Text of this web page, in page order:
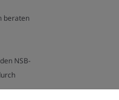
beraten
NSB-